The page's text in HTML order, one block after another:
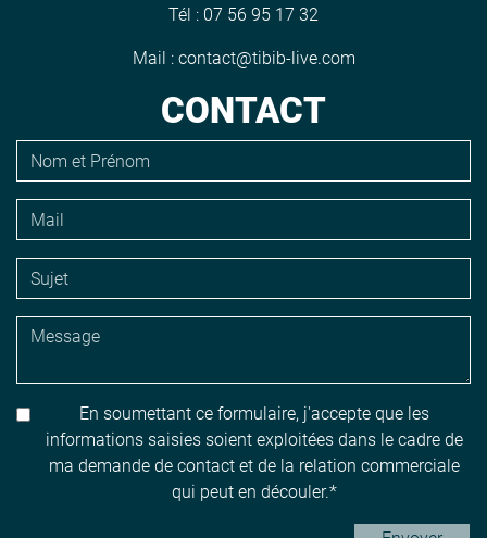
Tél : 07 56 95 17 32
Mail : contact@tibib-live.com
CONTACT
En soumettant ce formulaire, j'accepte que les
informations saisies soient exploitées dans le cadre de
ma demande de contact et de la relation commerciale
qui peut en découler.